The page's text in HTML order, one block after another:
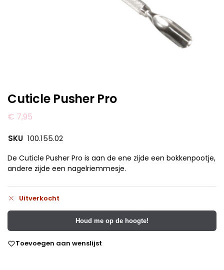
Cuticle Pusher Pro
€ 7,95
SKU 100.155.02
De Cuticle Pusher Pro is aan de ene zijde een bokkenpootje,
andere zijde een nagelriemmesje.
Uitverkocht
Houd me op de hoogte!
Toevoegen aan wenslijst